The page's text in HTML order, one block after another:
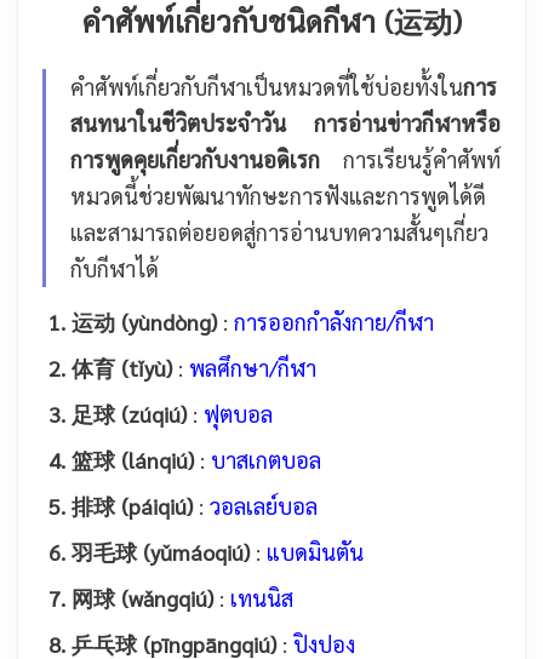
คำศัพท์เกี่ยวกับชนิดกีฬา (运动)
คำศัพท์เกี่ยวกับกีฬาเป็นหมวดที่ใช้บ่อยทั้งในการ
สนทนาในชีวิตประจำวัน การอ่านข่าวกีฬาหรือ
การพูดคุยเกี่ยวกับงานอดิเรก การเรียนรู้คำศัพท์
หมวดนี้ช่วยพัฒนาทักษะการฟังและการพูดได้ดี
และสามารถต่อยอดสู่การอ่านบทความสั้นๆเกี่ยว
กับกีฬาได้
1. 运动 (yùndòng): การออกกำลังกาย/กีฬา
2. 体育 (tǐyù): พลศึกษา/กีฬา
3. 足球 (zúqiú): ฟุตบอล
4. 篮球 (lánqiú): บาสเกตบอล
5. 排球 (páiqiú): วอลเลย์บอล
6. 羽毛球 (yǔmáoqiú): แบดมินตัน
7. 网球 (wǎngqiú): เทนนิส
8. 乒乓球 (pīngpāngqiú): ปิงปอง